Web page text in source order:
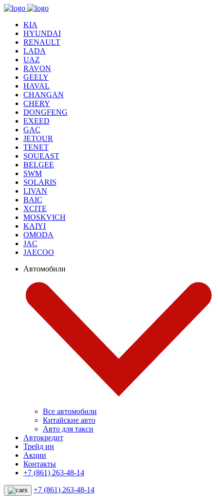
KIA
HYUNDAI
RENAULT
LADA
UAZ
RAVON
GEELY
HAVAL
CHANGAN
CHERY
DONGFENG
EXEED
GAC
JETOUR
TENET
SOUEAST
BELGEE
SWM
SOLARIS
LIVAN
BAIC
XCITE
MOSKVICH
KAIYI
OMODA
JAC
JAECOO
Автомобили
Все автомобили
Китайские авто
Авто для такси
Автокредит
Трейд ин
Акции
Контакты
+7 (861) 263-48-14
+7 (861) 263-48-14